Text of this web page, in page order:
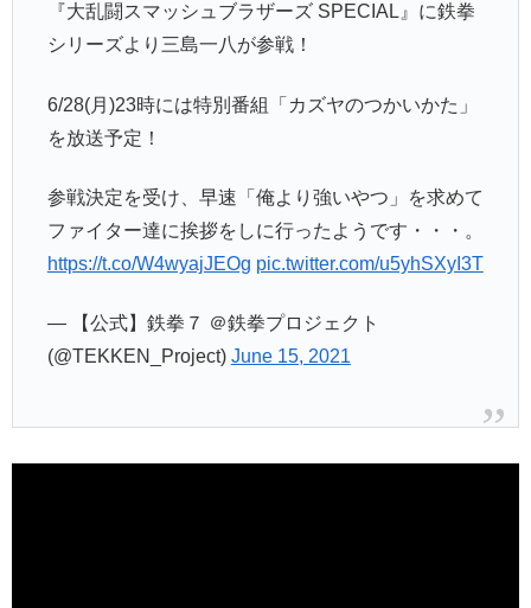
『大乱闘スマッシュブラザーズ SPECIAL』に鉄拳
シリーズより三島一八が参戦！
6/28(月)23時には特別番組「カズヤのつかいかた」
を放送予定！
参戦決定を受け、早速「俺より強いやつ」を求めて
ファイター達に挨拶をしに行ったようです・・・。
https://t.co/W4wyajJEOg pic.twitter.com/u5yhSXyI3T
— 【公式】鉄拳７ ＠鉄拳プロジェクト
(@TEKKEN_Project) June 15, 2021